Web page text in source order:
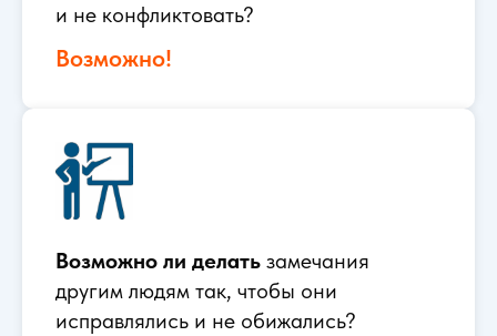
и не конфликтовать?
Возможно!
Возможно ли делать замечания
другим людям так, чтобы они
исправлялись и не обижались?